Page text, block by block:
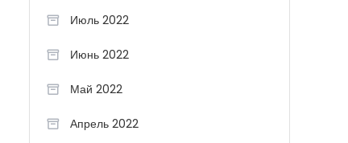
Июль 2022
Июнь 2022
Май 2022
Апрель 2022